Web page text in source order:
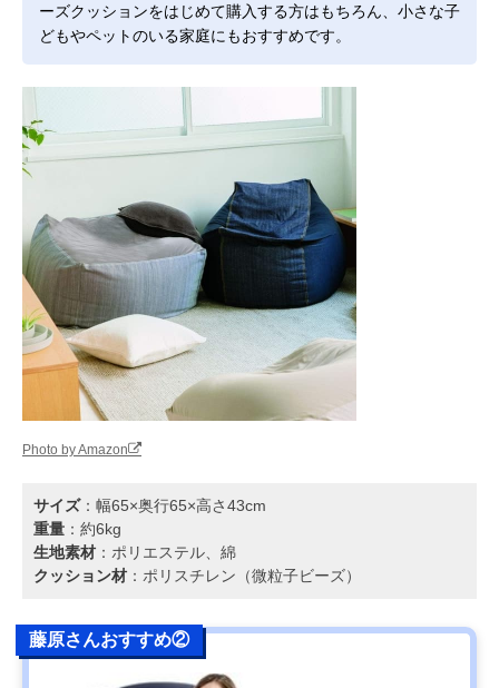
ーズクッションをはじめて購入する方はもちろん、小さな子
どもやペットのいる家庭にもおすすめです。
Photo by Amazon
サイズ：幅65×奥行65×高さ43cm
重量 ：約6kg
生地素材 ：ポリエステル、綿
クッション材 ：ポリスチレン（微粒子ビーズ）
藤原さんおすすめ②